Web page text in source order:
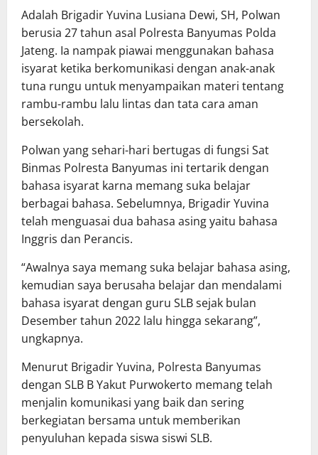
Adalah Brigadir Yuvina Lusiana Dewi, SH, Polwan
berusia 27 tahun asal Polresta Banyumas Polda
Jateng. Ia nampak piawai menggunakan bahasa
isyarat ketika berkomunikasi dengan anak-anak
tuna rungu untuk menyampaikan materi tentang
rambu-rambu lalu lintas dan tata cara aman
bersekolah.
Polwan yang sehari-hari bertugas di fungsi Sat
Binmas Polresta Banyumas ini tertarik dengan
bahasa isyarat karna memang suka belajar
berbagai bahasa. Sebelumnya, Brigadir Yuvina
telah menguasai dua bahasa asing yaitu bahasa
Inggris dan Perancis.
“Awalnya saya memang suka belajar bahasa asing,
kemudian saya berusaha belajar dan mendalami
bahasa isyarat dengan guru SLB sejak bulan
Desember tahun 2022 lalu hingga sekarang”,
ungkapnya.
Menurut Brigadir Yuvina, Polresta Banyumas
dengan SLB B Yakut Purwokerto memang telah
menjalin komunikasi yang baik dan sering
berkegiatan bersama untuk memberikan
penyuluhan kepada siswa siswi SLB.